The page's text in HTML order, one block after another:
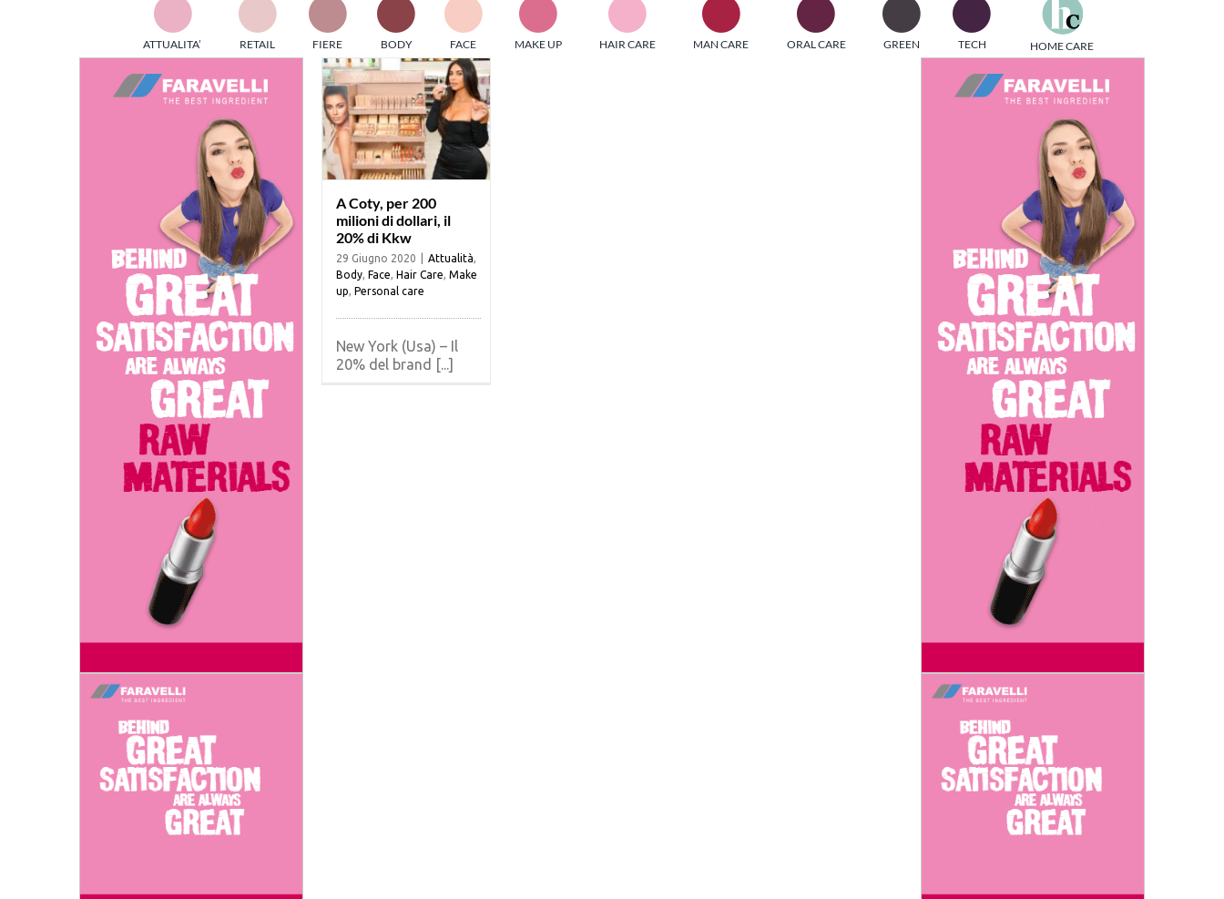
TESPI MEDIAGROUP racchiude un pool di società di comunicazione
ed editrici specializzate nell’informazione b2b. Edizioni Turbo, in
particolare, attraverso numerose riviste verticali, fornisce strumenti di
informazione che coinvolgono gli attori nei settori beauty, food,
technology, entertainment e sport.
Stay tuned!
ATTUALITA’ RETAIL FIERE BODY FACE MAKE UP HAIR CARE MAN CARE ORAL CARE GREEN TECH HOME CARE
A Coty, per 200
milioni di dollari, il
20% di Kkw
A Coty, per 200
milioni di dollari, il
20% di Kkw
29 Giugno 2020 Attualità
Body, Face Hair Care Make
up Personal care
New York (Usa) – Il
20% del brand [...]